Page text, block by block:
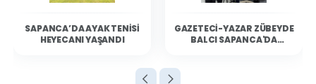
SAPANCA’DA AYAK TENISI
HEYECANI YAŞANDI
GAZETECI-YAZAR ZÜBEYDE
BALCI SAPANCA'DA